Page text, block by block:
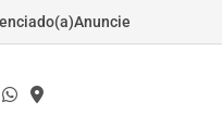
Anuncie